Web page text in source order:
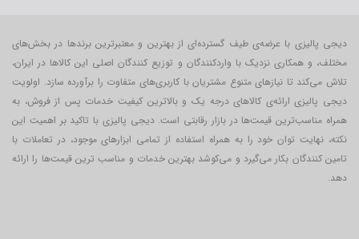
دیجی پالیزی با عرضه‌ی طیف گسترده‌ای از بهترین و معتبرترین برندها در بخش‌های
مختلف، و همکاری نزدیک با واردکنندگان و توزیع کنندگان اصلی این کالاها در ایران،
تلاش می‌کند تا نیازهای متنوع مشتریان با کاربری‌‌های متفاوت را برآورده سازد. اولویت
دیجی پالیزی ارائه‌ی کالاهای درجه یک و بالاترین کیفیت خدمات پس از فروش، به
همراه مناسب‌ترین قیمت‌ها در بازار رقابتی است. دیجی پالیزی با تاکید بر اهمیت این
نکته، نهایت توان خود را به همراه استفاده از تمامی ابزارهای موجود، در تعاملات با
تامین کنندگان بکار می‎‌گیرد و می‌کوشد بهترین خدمات و مناسب ترین قیمت‌ها را ارائه
دهد.